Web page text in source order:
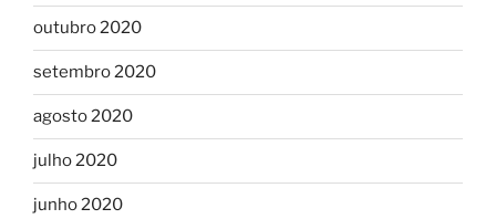
outubro 2020
setembro 2020
agosto 2020
julho 2020
junho 2020